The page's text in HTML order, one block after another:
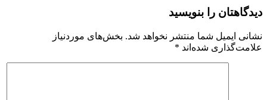
دیدگاهتان را بنویسید
نشانی ایمیل شما منتشر نخواهد شد. بخش‌های موردنیاز
علامت‌گذاری شده‌اند *